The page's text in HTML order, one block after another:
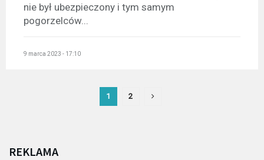
nie był ubezpieczony i tym samym
pogorzelców...
9 marca 2023 - 17:10
1 2
REKLAMA